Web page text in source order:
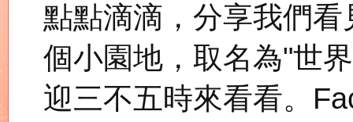
點點滴滴，分享我們
個小園地，取名為"世
迎三不五時來看看。